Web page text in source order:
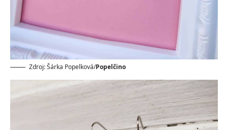
Zdroj: Šárka Popelková/Popelčino